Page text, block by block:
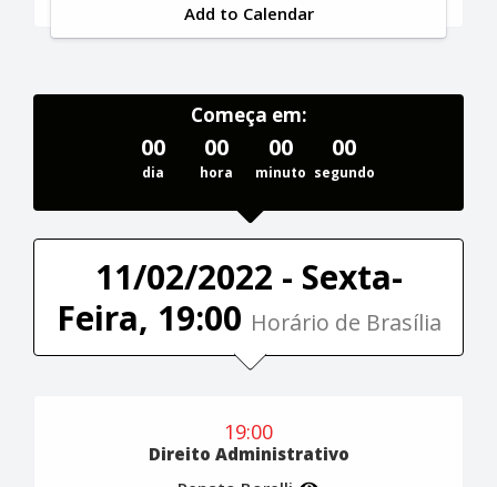
Add to Calendar
Começa em:
00
dia
00
hora
00
minuto
00
segundo
11/02/2022 - Sexta-
Feira, 19:00 Horário de Brasília
19:00
Direito Administrativo